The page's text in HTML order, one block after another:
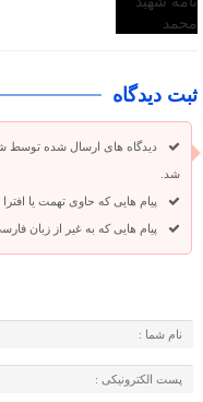
ثبت دیدگاه
دیدگاه های ارسال شده توسط
شد.
پیام هایی که حاوی تهمت یا
پیام هایی که به غیر از زبان